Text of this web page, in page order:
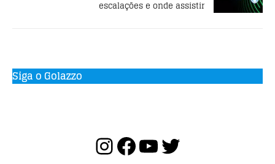
escalações e onde assistir
Siga o Golazzo